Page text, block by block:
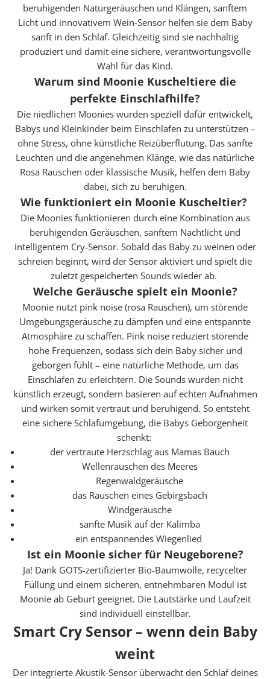
beruhigenden Naturgeräuschen und Klängen, sanftem
Licht und innovativem Wein-Sensor helfen sie dem Baby
sanft in den Schlaf. Gleichzeitig sind sie nachhaltig
produziert und damit eine sichere, verantwortungsvolle
Wahl für das Kind.
Warum sind Moonie Kuscheltiere die
perfekte Einschlafhilfe?
Die niedlichen Moonies wurden speziell dafür entwickelt,
Babys und Kleinkinder beim Einschlafen zu unterstützen –
ohne Stress, ohne künstliche Reizüberflutung. Das sanfte
Leuchten und die angenehmen Klänge, wie das natürliche
Rosa Rauschen oder klassische Musik, helfen dem Baby
dabei, sich zu beruhigen.
Wie funktioniert ein Moonie Kuscheltier?
Die Moonies funktionieren durch eine Kombination aus
beruhigenden Geräuschen, sanftem Nachtlicht und
intelligentem Cry-Sensor. Sobald das Baby zu weinen oder
schreien beginnt, wird der Sensor aktiviert und spielt die
zuletzt gespeicherten Sounds wieder ab.
Welche Geräusche spielt ein Moonie?
Moonie nutzt pink noise (rosa Rauschen), um störende
Umgebungsgeräusche zu dämpfen und eine entspannte
Atmosphäre zu schaffen. Pink noise reduziert störende
hohe Frequenzen, sodass sich dein Baby sicher und
geborgen fühlt – eine natürliche Methode, um das
Einschlafen zu erleichtern. Die Sounds wurden nicht
künstlich erzeugt, sondern basieren auf echten Aufnahmen
und wirken somit vertraut und beruhigend. So entsteht
eine sichere Schlafumgebung, die Babys Geborgenheit
schenkt:
der vertraute Herzschlag aus Mamas Bauch
Wellenrauschen des Meeres
Regenwaldgeräusche
das Rauschen eines Gebirgsbach
Windgeräusche
sanfte Musik auf der Kalimba
ein entspannendes Wiegenlied
Ist ein Moonie sicher für Neugeborene?
Ja! Dank GOTS-zertifizierter Bio-Baumwolle, recycelter
Füllung und einem sicheren, entnehmbaren Modul ist
Moonie ab Geburt geeignet. Die Lautstärke und Laufzeit
sind individuell einstellbar.
Smart Cry Sensor – wenn dein Baby
weint
Der integrierte Akustik-Sensor überwacht den Schlaf deines